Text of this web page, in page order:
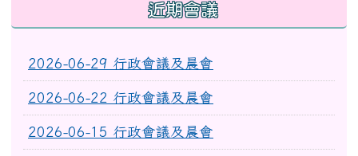
近期會議
2026-06-29 行政會議及晨會
2026-06-22 行政會議及晨會
2026-06-15 行政會議及晨會